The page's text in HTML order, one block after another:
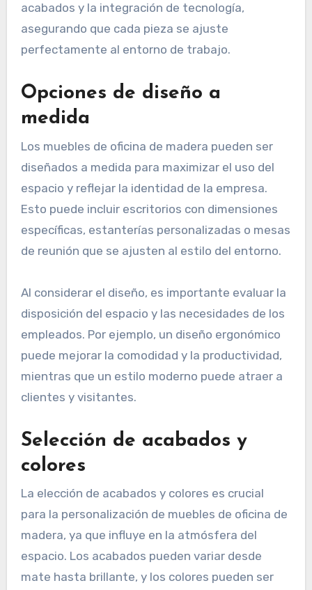
acabados y la integración de tecnología,
asegurando que cada pieza se ajuste
perfectamente al entorno de trabajo.
Opciones de diseño a
medida
Los muebles de oficina de madera pueden ser
diseñados a medida para maximizar el uso del
espacio y reflejar la identidad de la empresa.
Esto puede incluir escritorios con dimensiones
específicas, estanterías personalizadas o mesas
de reunión que se ajusten al estilo del entorno.
Al considerar el diseño, es importante evaluar la
disposición del espacio y las necesidades de los
empleados. Por ejemplo, un diseño ergonómico
puede mejorar la comodidad y la productividad,
mientras que un estilo moderno puede atraer a
clientes y visitantes.
Selección de acabados y
colores
La elección de acabados y colores es crucial
para la personalización de muebles de oficina de
madera, ya que influye en la atmósfera del
espacio. Los acabados pueden variar desde
mate hasta brillante, y los colores pueden ser